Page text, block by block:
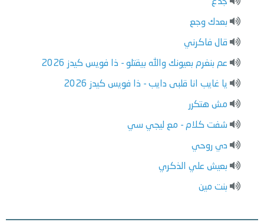
جدع
بعدك وجع
قال فاكرني
عم بنغرم بعيونك والله بيقتلو - ذا فويس كيدز 2026
يا غايب انا قلبى دايب - ذا فويس كيدز 2026
مش هتكرر
شفت كلام - مع ليجي سي
دي روحي
بعيش علي الذكري
بنت مين